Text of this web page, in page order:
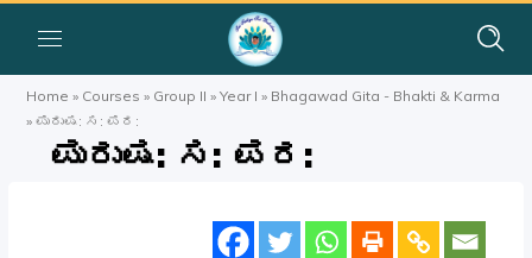
Home » Courses » Group II »Year I » Bhagawad Gita - Bhakti & Karma
»ಪುರುಷ: ಸ: ಪರ:
ಪುರುಷ: ಸ: ಪರ: